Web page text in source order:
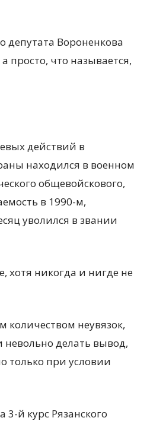
депутата Вороненкова
просто, что называется,
действий в
находился в военном
общевойскового,
в 1990-м,
уволился в звании
хотя никогда и нигде не
неувязок,
невольно делать вывод,
только при условии
3-й курс Рязанского